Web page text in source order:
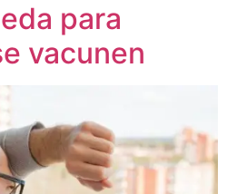
para
vacunen